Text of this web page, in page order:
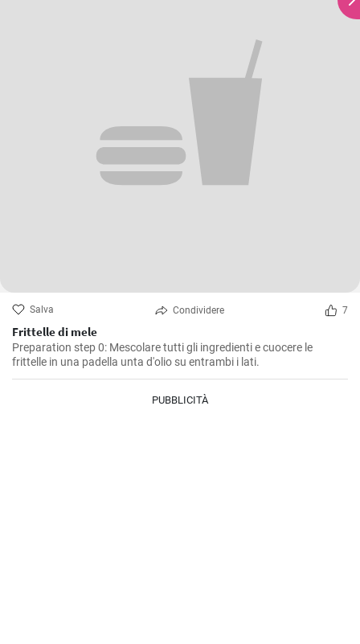
Salva Condividere 7
Frittelle di mele
Preparation step 0: Mescolare tutti gli ingredienti e cuocere le
frittelle in una padella unta d'olio su entrambi i lati.
PUBBLICITÀ